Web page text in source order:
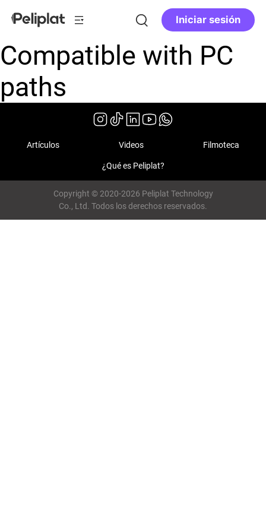
Iniciar sesión
Compatible with PC
paths
Artículos Videos Filmoteca
¿Qué es Peliplat?
Copyright © 2020-2026 Peliplat Technology
Co., Ltd. Todos los derechos reservados.